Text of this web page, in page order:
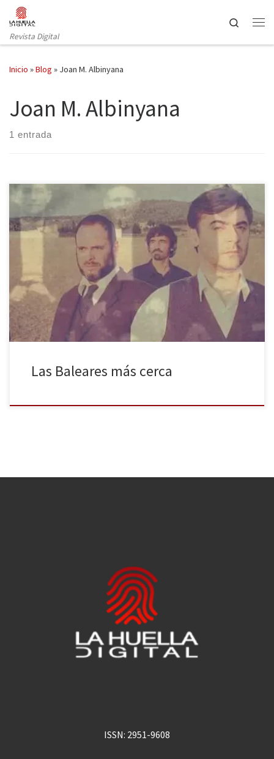
Saltar al contenido
Revista Digital
Search
Inicio »Blog » Joan M. Albinyana
Joan M. Albinyana
1 entrada
A menudo, los archipiélagos que pertenecen a la península, tanto
las Canarias como las Baleares, quedan más lejos de lo deseado
en cuanto a su creación artística. Por ello, hay que celebrar
iniciativas como la propuesta por la Sala Beckett de Barcelona,
“DO Illes Balears”, en la que durante la […]
Las Baleares más cerca
ISSN: 2951-9608